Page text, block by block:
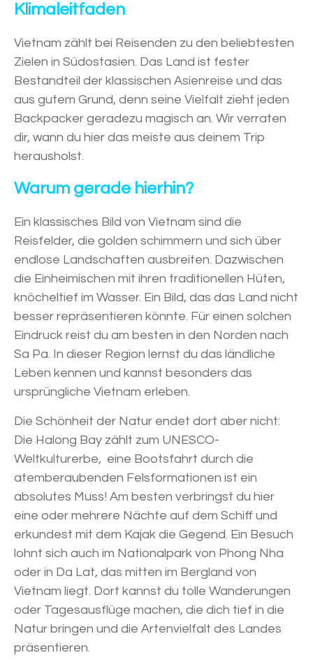
Klimaleitfaden
Vietnam zählt bei Reisenden zu den beliebtesten
Zielen in Südostasien. Das Land ist fester
Bestandteil der klassischen Asienreise und das
aus gutem Grund, denn seine Vielfalt zieht jeden
Backpacker geradezu magisch an. Wir verraten
dir, wann du hier das meiste aus deinem Trip
herausholst.
Warum gerade hierhin?
Ein klassisches Bild von Vietnam sind die
Reisfelder, die golden schimmern und sich über
endlose Landschaften ausbreiten. Dazwischen
die Einheimischen mit ihren traditionellen Hüten,
knöcheltief im Wasser. Ein Bild, das das Land nicht
besser repräsentieren könnte. Für einen solchen
Eindruck reist du am besten in den Norden nach
Sa Pa. In dieser Region lernst du das ländliche
Leben kennen und kannst besonders das
ursprüngliche Vietnam erleben.
Die Schönheit der Natur endet dort aber nicht:
Die Halong Bay zählt zum UNESCO-
Weltkulturerbe, eine Bootsfahrt durch die
atemberaubenden Felsformationen ist ein
absolutes Muss! Am besten verbringst du hier
eine oder mehrere Nächte auf dem Schiff und
erkundest mit dem Kajak die Gegend. Ein Besuch
lohnt sich auch im Nationalpark von Phong Nha
oder in Da Lat, das mitten im Bergland von
Vietnam liegt. Dort kannst du tolle Wanderungen
oder Tagesausflüge machen, die dich tief in die
Natur bringen und die Artenvielfalt des Landes
präsentieren.